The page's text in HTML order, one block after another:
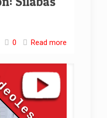
0 Read more